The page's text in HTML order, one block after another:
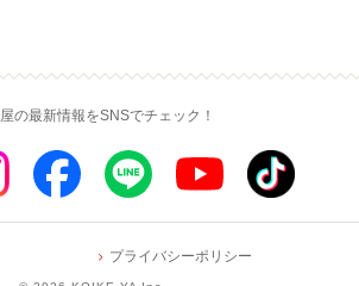
の最新情報をSNSでチェック！
プライバシーポリシー